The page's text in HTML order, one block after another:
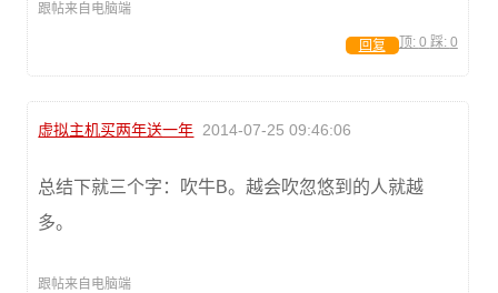
跟帖来自电脑端
顶: 0 踩: 0
回复
虚拟主机买两年送一年 2014-07-25 09:46:06
总结下就三个字：吹牛B。越会吹忽悠到的人就越
多。
跟帖来自电脑端